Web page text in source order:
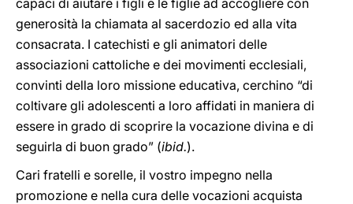
capaci di aiutare i figli e le fìglie ad accogliere con
generosità la chiamata al sacerdozio ed alla vita
consacrata. I catechisti e gli animatori delle
associazioni cattoliche e dei movimenti ecclesiali,
convinti della loro missione educativa, cerchino “di
coltivare gli adolescenti a loro affidati in maniera di
essere in grado di scoprire la vocazione divina e di
seguirla di buon grado” (ibid.).
Cari fratelli e sorelle, il vostro impegno nella
promozione e nella cura delle vocazioni acquista